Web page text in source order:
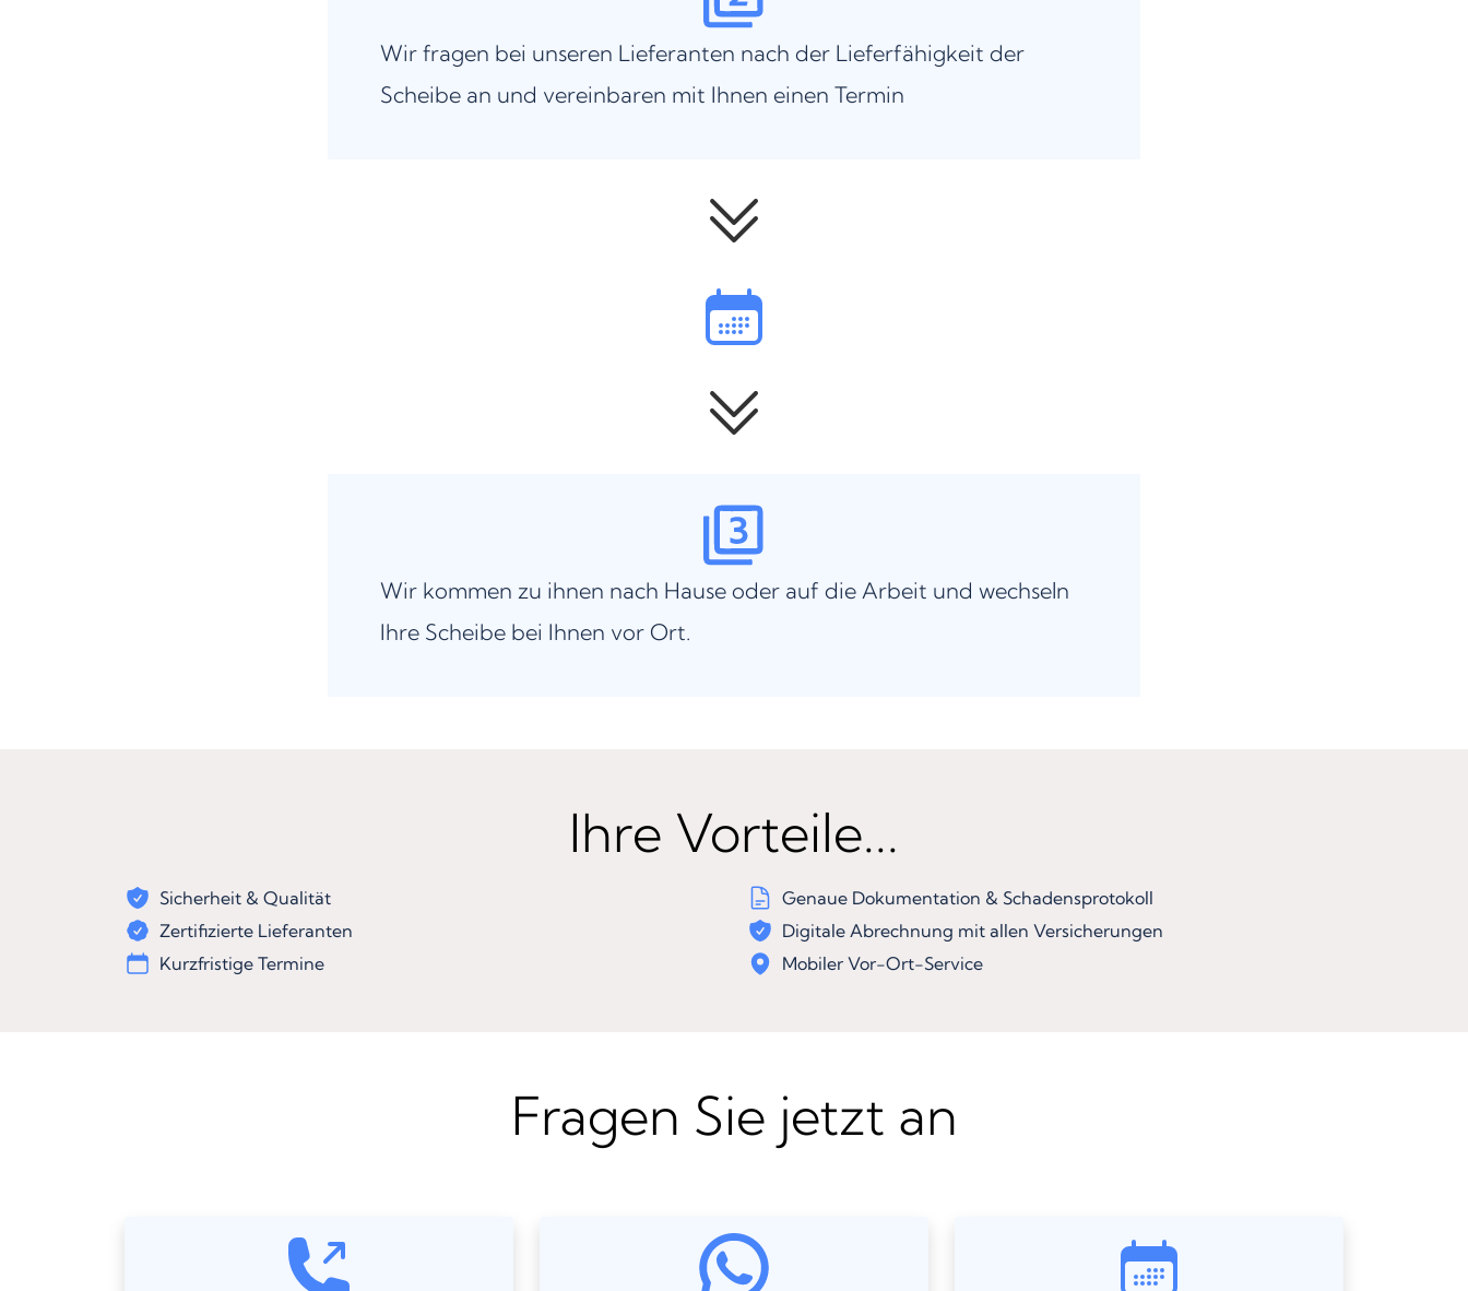
Wir fragen bei unseren Lieferanten nach der Lieferfähigkeit der
Scheibe an und vereinbaren mit Ihnen einen Termin
Wir kommen zu ihnen nach Hause oder auf die Arbeit und wechseln
Ihre Scheibe bei Ihnen vor Ort.
Ihre Vorteile...
Sicherheit & Qualität
Zertifizierte Lieferanten
Kurzfristige Termine
Genaue Dokumentation & Schadensprotokoll
Digitale Abrechnung mit allen Versicherungen
Mobiler Vor-Ort-Service
Fragen Sie jetzt an